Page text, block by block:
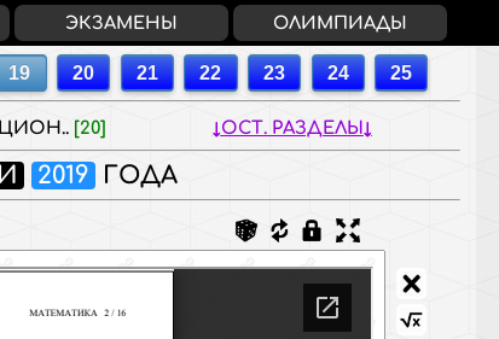
[20] ОСТ. РАЗДЕЛЫ
2019 ГОДА
ЭКЗАМЕНЫ ОЛИМПИАДЫ